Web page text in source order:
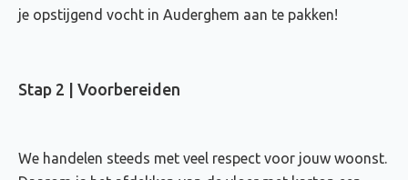
je opstijgend vocht in Auderghem aan te pakken!
Stap 2 | Voorbereiden
We handelen steeds met veel respect voor jouw woonst.